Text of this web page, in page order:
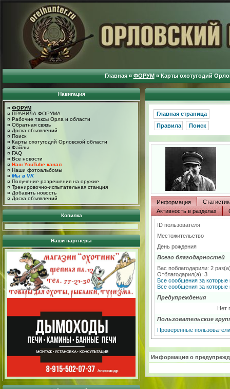
Главная ¤ ФОРУМ ¤ Карты охотугодий
Навигация
¤ ФОРУМ
¤ ПРАВИЛА ФОРУМА
¤ Рабочие таксы Орла и области
¤ Обратная связь
¤ Доска объявлений
¤ Поиск
¤ Карты охотугодий Орловской области
¤ Файлы
¤ FAQ
¤ Все новости
¤ Наш YouTube канал
¤ Наши фотоальбомы
¤ Мы в VK
¤ Получение разрешения на оружие
¤ Тренировочно-испытательная станция
¤ Добавить новость
¤ Доска объявлений
Копилка
Наши партнеры
Главная страница
Правила
Поиск
Информация
Активность в разделах
ID пользователя
Местожительство
День рождения
Всего благодарностей
Вас поблагодарили: 2
Отблагодарил(а): 3
Все сообщения за
Все сообщения за
Предупреждения
Нет
Пользовательские
Проверенные пользователи
Информация о